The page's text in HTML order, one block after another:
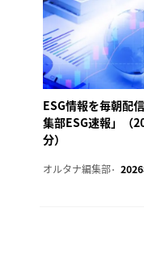
ESG情報を毎朝配
集部ESG速報」（
分）
オルタナ編集部